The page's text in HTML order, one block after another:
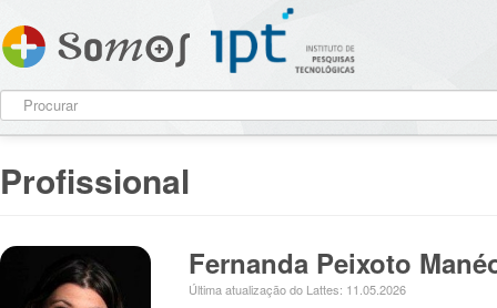
Profissional
Fernanda Peixoto
Última atualização do Lattes: 11.05.2026